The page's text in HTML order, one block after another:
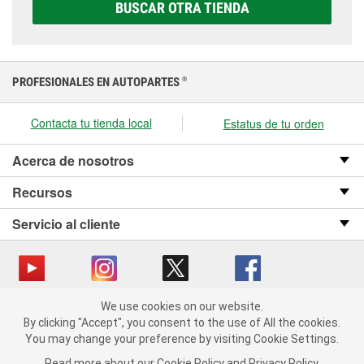
BUSCAR OTRA TIENDA
We use cookies on our website. By clicking "Accept", you consent
to the use of All the cookies.
You may change your preference by visiting Cookie Settings.
PROFESIONALES EN AUTOPARTES ®
Contacta tu tienda local Estatus de tu orden
Acerca de nosotros
Recursos
Servicio al cliente
Copyright © 2008-2026 O’Reilly Auto Parts v OST_3.2.0.0.729 (3) cv1361
catalog_main
Política de privacidad
Ley de transparencia en las cadenas de suministro
We use cookies on our website.
By clicking "Accept", you consent to the use of All the cookies.
You may change your preference by visiting Cookie Settings.